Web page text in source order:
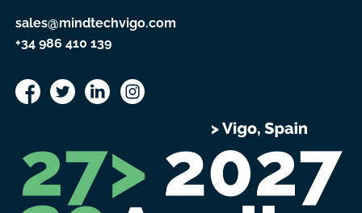
sales@mindtechvigo.com
+34 986 410 139